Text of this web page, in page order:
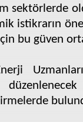
sektörlerde
istikrarın
bu güven